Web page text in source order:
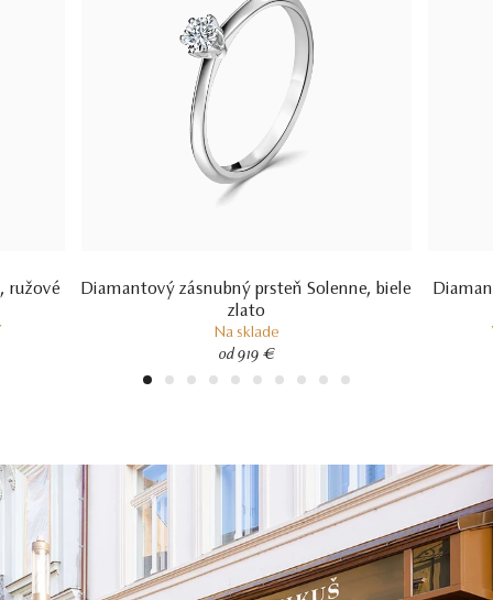
ružové
Diamantový zásnubný prsteň Solenne, biele
zlato
Na sklade
od 919 €
1 2 3 4 5 6 7 8 9 10